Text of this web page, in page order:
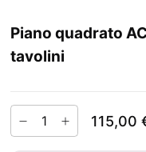
Piano quadrato
tavolini
115,00